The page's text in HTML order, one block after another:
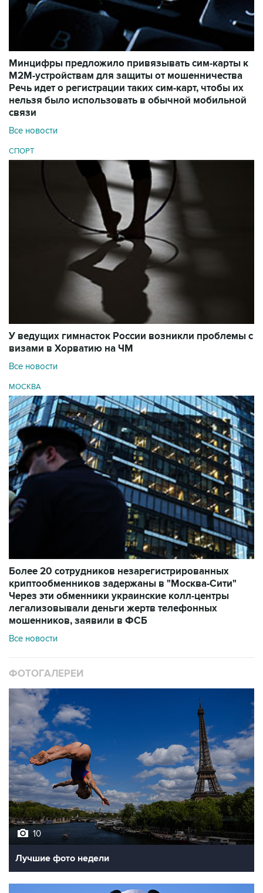
Минцифры предложило привязывать сим-карты к
M2M-устройствам для защиты от мошенничества
Речь идет о регистрации таких сим-карт, чтобы их
нельзя было использовать в обычной мобильной
связи
Все новости
СПОРТ
У ведущих гимнасток России возникли проблемы с
визами в Хорватию на ЧМ
Все новости
МОСКВА
Более 20 сотрудников незарегистрированных
криптообменников задержаны в "Москва-Сити"
Через эти обменники украинские колл-центры
легализовывали деньги жертв телефонных
мошенников, заявили в ФСБ
Все новости
ФОТОГАЛЕРЕИ
10
Лучшие фото недели